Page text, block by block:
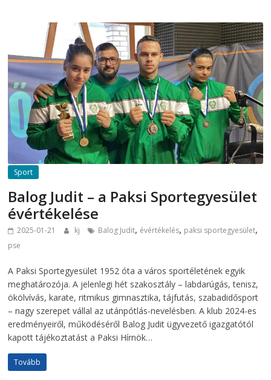
Sport
Balog Judit – a Paksi Sportegyesület
évértékelése
2025-01-21 kj Balog Judit, évértékelés, paksi sportegyesület,
pse
A Paksi Sportegyesület 1952 óta a város sportéletének egyik
meghatározója. A jelenlegi hét szakosztály – labdarúgás, tenisz,
ökölvívás, karate, ritmikus gimnasztika, tájfutás, szabadidősport
– nagy szerepet vállal az utánpótlás-nevelésben. A klub 2024-es
eredményeiről, működéséről Balog Judit ügyvezető igazgatótól
kapott tájékoztatást a Paksi Hírnök…
Tovább